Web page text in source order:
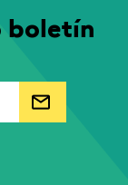
boletín